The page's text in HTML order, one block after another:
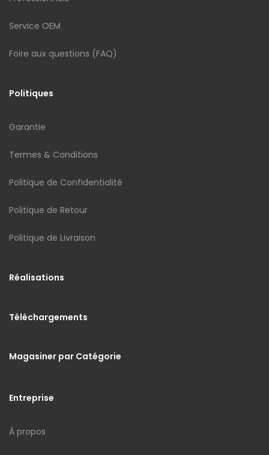
Service OEM
Foire aux questions (FAQ)
Politiques
Garantie
Termes & Conditions
Politique de Confidentialité
Politique de Retour
Politique de Livraison
Réalisations
Téléchargements
Magasiner par Catégorie
Entreprise
À propos